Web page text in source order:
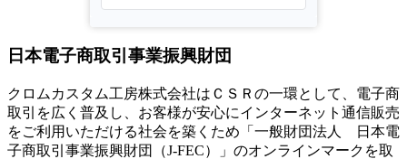
日本電子商取引事業振興財団
クロムカスタム工房株式会社はＣＳＲの一環として、電子商
取引を広く普及し、お客様が安心にインターネット通信販売
をご利用いただける社会を築くため「一般財団法人 日本電
子商取引事業振興財団（J-FEC）」のオンラインマークを取